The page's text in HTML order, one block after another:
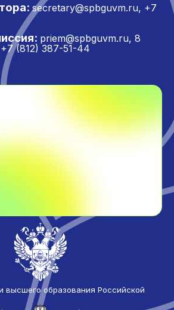
secretary@spbguvm.ru, +7
priem@spbguvm.ru, 8
+7 (812) 387-51-44
высшего образования Российской